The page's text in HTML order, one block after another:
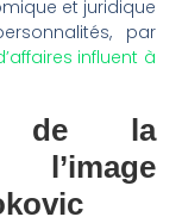
et juridique
par
influent à
de la
l’image